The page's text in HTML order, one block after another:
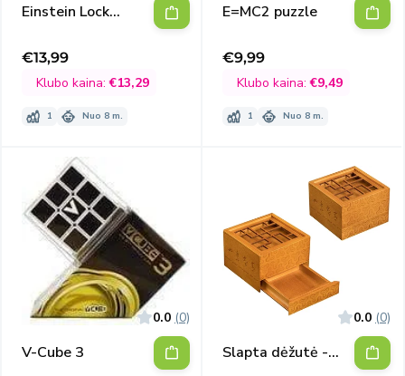
Einstein Lock
Išpardavimo
kaina
€13,99
Klubo kaina:€13,29
1 Nuo 8 m.
E=MC2 puzzle
Išpardavimo
kaina
€9,99
Klubo kaina:€9,49
1 Nuo 8 m.
0.0 (0)
V-Cube 3
0.0 (0)
Slapta dėžutė -